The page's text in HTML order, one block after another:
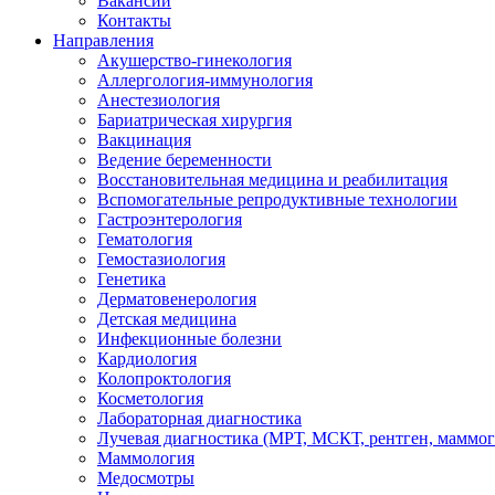
Контакты
Направления
Акушерство-гинекология
Аллергология-иммунология
Анестезиология
Бариатрическая хирургия
Вакцинация
Ведение беременности
Восстановительная медицина и реабилитация
Вспомогательные репродуктивные технологии
Гастроэнтерология
Гематология
Гемостазиология
Генетика
Дерматовенерология
Детская медицина
Инфекционные болезни
Кардиология
Колопроктология
Косметология
Лабораторная диагностика
Лучевая диагностика (МРТ, МСКТ, рентген,
Маммология
Медосмотры